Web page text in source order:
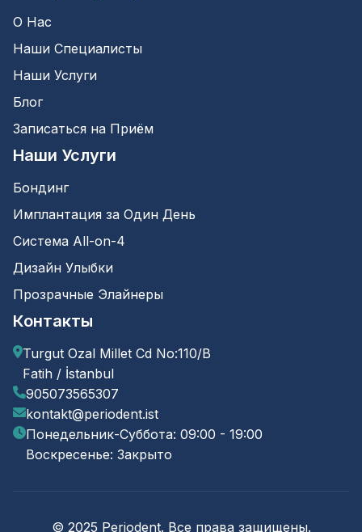
О Нас
Наши Специалисты
Наши Услуги
Блог
Записаться на Приём
Наши Услуги
Бондинг
Имплантация за Один День
Система All-on-4
Дизайн Улыбки
Прозрачные Элайнеры
Контакты
Turgut Ozal Millet Cd No:110/B
Fatih / İstanbul
905073565307
kontakt@periodent.ist
Понедельник-Суббота: 09:00 - 19:00
Воскресенье: Закрыто
© 2025 Periodent. Все права защищены.